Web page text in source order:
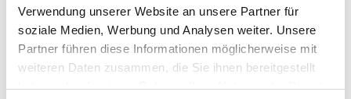
Verwendung unserer Website an unsere Partner für
soziale Medien, Werbung und Analysen weiter. Unsere
Partner führen diese Informationen möglicherweise mit
weiteren Daten zusammen, die Sie ihnen bereitgestellt
haben oder die sie im Rahmen Ihrer Nutzung der Dienste
Farbtonbezeichnung